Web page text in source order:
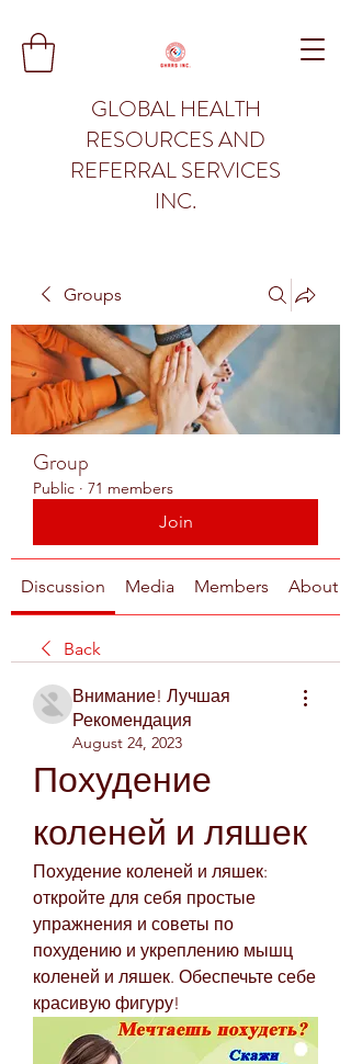
GLOBAL HEALTH
RESOURCES AND
REFERRAL SERVICES
INC.
Groups
Group
Public · 71 members
Join
Discussion Media Members About
Back
Внимание! Лучшая
Рекомендация
August 24, 2023
Похудение
коленей и ляшек
Похудение коленей и ляшек:
откройте для себя простые
упражнения и советы по
похудению и укреплению мышц
коленей и ляшек. Обеспечьте себе
красивую фигуру!